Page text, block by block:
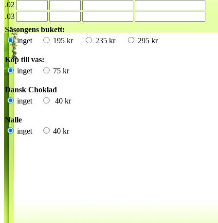
.02
.03
Säsongens bukett:
inget
195 kr 235 kr 295 kr
Köp till vas:
inget
75 kr
Dansk Choklad
inget
40 kr
Nalle
inget
40 kr